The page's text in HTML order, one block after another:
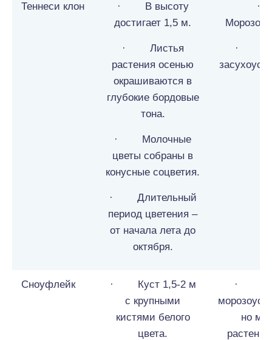
Теннеси клон
· В высоту
достигает 1,5 м.
· Листья
растения осенью
окрашиваются в
глубокие бордовые
тона.
· Молочные
цветы собраны в
конусные соцветия.
· Длительный
период цветения –
от начала лета до
октября.
·
Сноуфлейк
· Куст 1,5-2 м
c крупными
кистями белого
цвета.
·
но